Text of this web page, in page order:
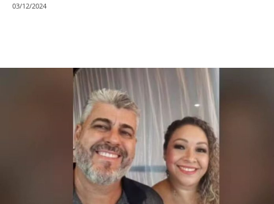
03/12/2024